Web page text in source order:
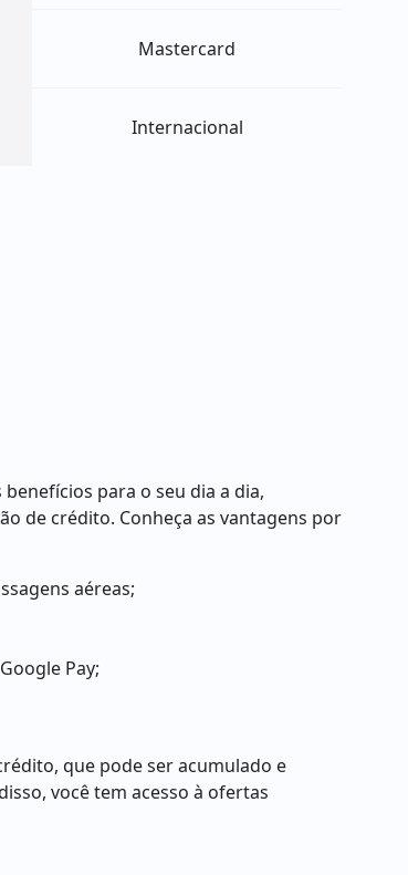
Mastercard
Internacional
para o seu dia a dia,
de crédito. Conheça as vantagens por
aéreas;
Pay;
que pode ser acumulado e
você tem acesso à ofertas